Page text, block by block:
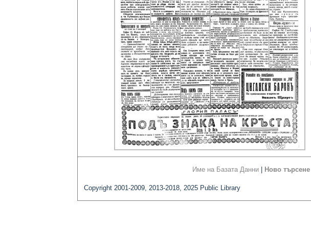
Име на Базата Данни Ново търсене
Copyright 2001-2009, 2013-2018, 2025 Public Library